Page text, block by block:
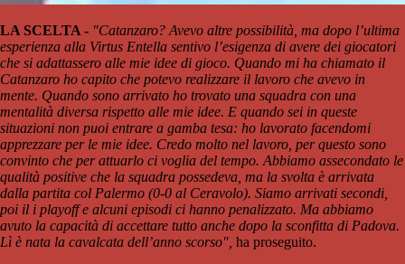
LA SCELTA - "Catanzaro? Avevo altre possibilità, ma dopo l’ultima
esperienza alla Virtus Entella sentivo l’esigenza di avere dei giocatori
che si adattassero alle mie idee di gioco. Quando mi ha chiamato il
Catanzaro ho capito che potevo realizzare il lavoro che avevo in
mente. Quando sono arrivato ho trovato una squadra con una
mentalità diversa rispetto alle mie idee. E quando sei in queste
situazioni non puoi entrare a gamba tesa: ho lavorato facendomi
apprezzare per le mie idee. Credo molto nel lavoro, per questo sono
convinto che per attuarlo ci voglia del tempo. Abbiamo assecondato le
qualità positive che la squadra possedeva, ma la svolta è arrivata
dalla partita col Palermo (0-0 al Ceravolo). Siamo arrivati secondi,
poi il i playoff e alcuni episodi ci hanno penalizzato. Ma abbiamo
avuto la capacità di accettare tutto anche dopo la sconfitta di Padova.
Lì è nata la cavalcata dell’anno scorso", ha proseguito.